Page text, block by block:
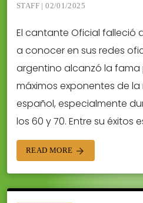
STAFF | 02/01/2025
El cantante Oficial falleció
a conocer en sus redes
argentino alcanzó la fama
máximos exponentes de
español, especialmente
los 60 y 70. Entre su éxitos
READ MORE arrow_forward